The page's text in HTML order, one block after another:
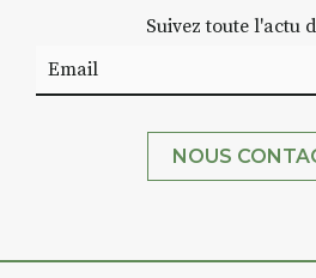
Suivez toute l'actu
NOUS